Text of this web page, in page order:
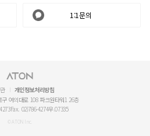
1:1문의
개인정보처리방침
여의대로 108 파크원타워1 26층
Fax. 02)786-4274우.07335
© ATON Inc.